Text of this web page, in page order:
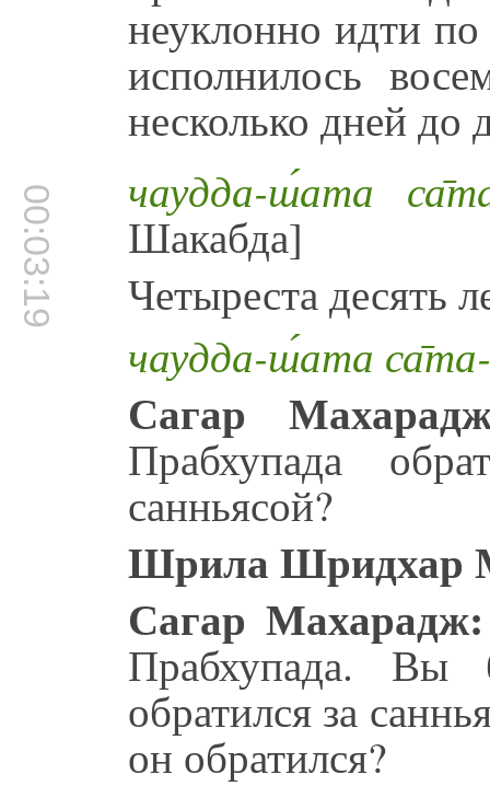
неуклонно идти
исполнилось
несколько дней до
00:03:19 чаудда-ш́ата
Шакабда]
Четыреста десять
чаудда-ш́ата
Сагар
Прабхупада
санньясой?
Шрила Шридхар
Сагар Махарадж:
Прабхупада.
обратился за
он обратился?